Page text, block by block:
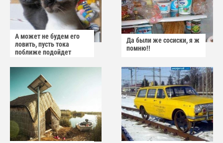
А может не будем его
ловить, пусть тока
поближе подойдет
Да были же сосиски, я ж
помню!!